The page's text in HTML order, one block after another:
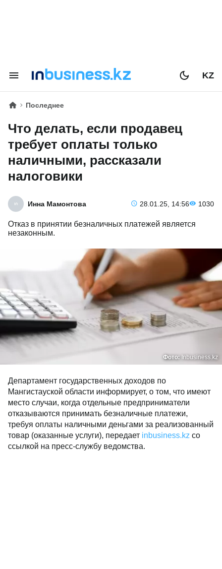
KZ
Последнее
Что делать, если продавец
требует оплаты только
наличными, рассказали
налоговики
Инна Мамонтова 28.01.25, 14:56 1030
Отказ в принятии безналичных платежей является
незаконным.
Фото: Inbusiness.kz
Департамент государственных доходов по
Мангистауской области информирует, о том, что имеют
место случаи, когда отдельные предприниматели
отказываются принимать безналичные платежи,
требуя оплаты наличными деньгами за реализованный
товар (оказанные услуги), передает inbusiness.kz со
ссылкой на пресс-службу ведомства.